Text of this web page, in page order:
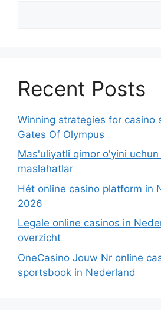
Recent Posts
Winning strategies for casino
Gates Of Olympus
Mas'uliyatli qimor o'yini
maslahatlar
Hét online casino platform in
2026
Legale online casinos in
overzicht
OneCasino Jouw Nr online
sportsbook in Nederland